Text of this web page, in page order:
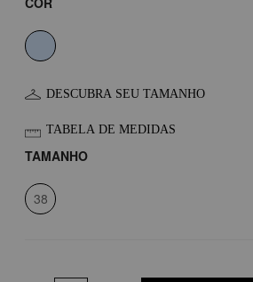
DESCUBRA SEU TAMANHO
TABELA DE MEDIDAS
TAMANHO
38